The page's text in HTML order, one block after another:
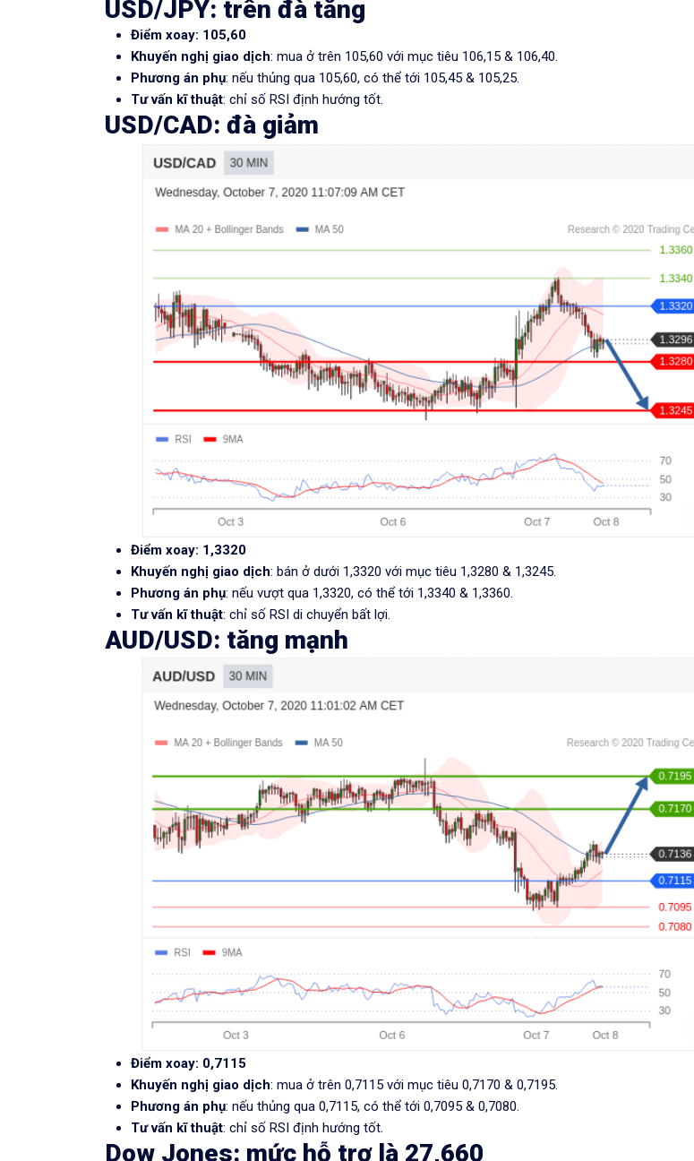
USD/JPY: trên đà tăng
Điểm xoay: 105,60
Khuyến nghị giao dịch: mua ở trên 105,60 với mục tiêu 106,15 & 106,40.
Phương án phụ: nếu thủng qua 105,60, có thể tới 105,45 & 105,25.
Tư vấn kĩ thuật: chỉ số RSI định hướng tốt.
USD/CAD: đà giảm
Điểm xoay: 1,3320
Khuyến nghị giao dịch: bán ở dưới 1,3320 với mục tiêu 1,3280 & 1,3245.
Phương án phụ: nếu vượt qua 1,3320, có thể tới 1,3340 & 1,3360.
Tư vấn kĩ thuật: chỉ số RSI di chuyển bất lợi.
AUD/USD: tăng mạnh
Điểm xoay: 0,7115
Khuyến nghị giao dịch: mua ở trên 0,7115 với mục tiêu 0,7170 & 0,7195.
Phương án phụ: nếu thủng qua 0,7115, có thể tới 0,7095 & 0,7080.
Tư vấn kĩ thuật: chỉ số RSI định hướng tốt.
Dow Jones: mức hỗ trợ là 27,660